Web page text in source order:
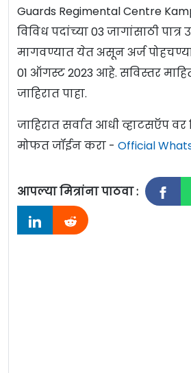
Guards Regimental Centre
विविध पदांच्या 03 जागांसाठी
मागवण्यात येत असून अर्ज
01 ऑगस्ट 2023 आहे. सविस्तर
जाहिरात पाहा.
जाहिरात सर्वात आधी व्हाटसऍप
मोफत जॉईन करा - Official
आपल्या मित्रांना पाठवा :